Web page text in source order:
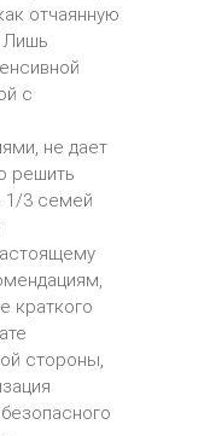
отчаянную
Лишь
с
не дает
решить
1/3 семей
краткого
стороны,